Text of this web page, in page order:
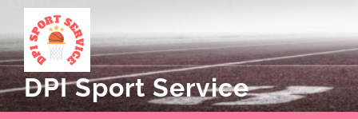
content
DPI Sport Service